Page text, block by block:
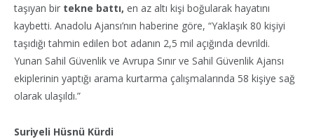
taşıyan bir tekne battı, en az altı kişi boğularak hayatını
kaybetti. Anadolu Ajansı’nın haberine göre, “Yaklaşık 80 kişiyi
taşıdığı tahmin edilen bot adanın 2,5 mil açığında devrildi.
Yunan Sahil Güvenlik ve Avrupa Sınır ve Sahil Güvenlik Ajansı
ekiplerinin yaptığı arama kurtarma çalışmalarında 58 kişiye sağ
olarak ulaşıldı.”
Suriyeli Hüsnü Kürdi